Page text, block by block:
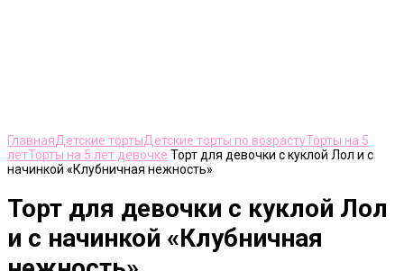
ГлавнаяДетские тортыДетские торты по возрастуТорты на 5
летТорты на 5 лет девочке Торт для девочки с куклой Лол и с
начинкой «Клубничная нежность»
Торт для девочки с куклой Лол
и с начинкой «Клубничная